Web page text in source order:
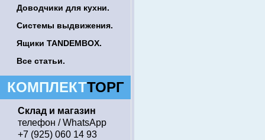
Доводчики для кухни.
Системы выдвижения.
Ящики TANDEMBOX.
Все статьи.
КОМПЛЕКТТОРГ
Склад и магазин
телефон / WhatsApp
+7 (925) 060 14 93